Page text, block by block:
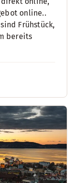
online..
Frühstück,
bereits